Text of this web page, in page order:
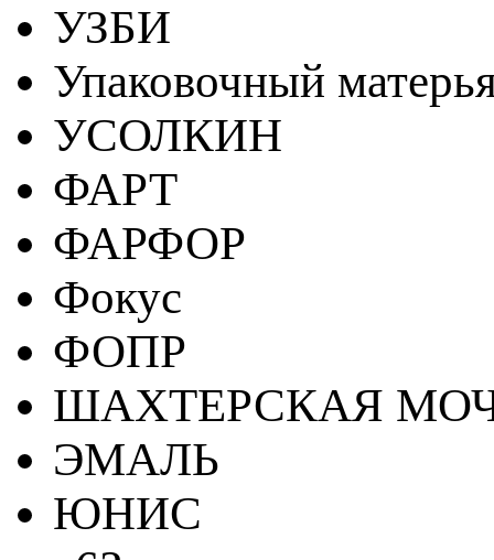
УЗБИ
Упаковочный
УСОЛКИН
ФАРТ
ФАРФОР
Фокус
ФОПР
ШАХТЕРСКАЯ
ЭМАЛЬ
ЮНИС